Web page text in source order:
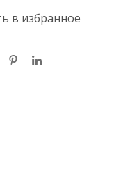
в избранное